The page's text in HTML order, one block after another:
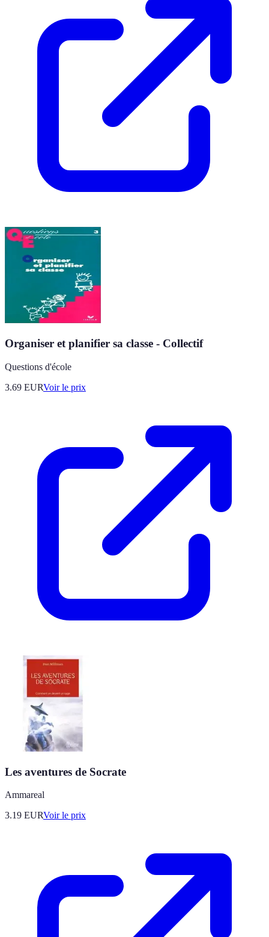
Organiser et planifier sa classe - Collectif
Questions d'école
3.69 EURVoir le prix
Les aventures de Socrate
Ammareal
3.19 EURVoir le prix